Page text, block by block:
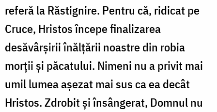
referă la Răstignire. Pentru că, ridicat pe
Cruce, Hristos începe finalizarea
desăvârșirii înălțării noastre din robia
morții și păcatului. Nimeni nu a privit mai
umil lumea așezat mai sus ca ea decât
Hristos. Zdrobit și însângerat, Domnul nu